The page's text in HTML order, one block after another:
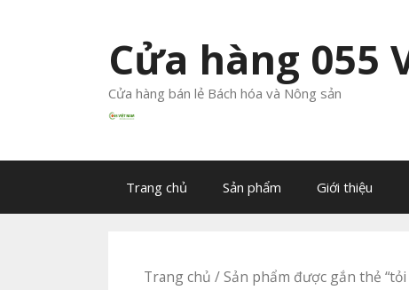
Cửa hàng 055
Cửa hàng bán lẻ Bách hóa và Nông sản
Trang chủ Sản phẩm Giới thiệu
Trang chủ / Sản phẩm được gắn thẻ